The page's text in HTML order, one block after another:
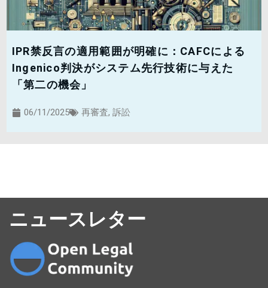
IPR禁反言の適用範囲が明確に：CAFCによる
Ingenico判決がシステム先行技術に与えた
「第二の機会」
06/11/2025 再審査, 訴訟
ニュースレター